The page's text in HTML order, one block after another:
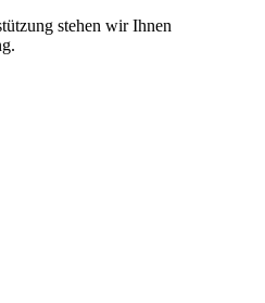
stehen wir Ihnen